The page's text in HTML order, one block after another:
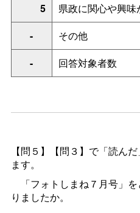
5
県政に関心や興味
-
その他
-
回答対象者数
【問５】【問３】で「読ん
ます。
「フォトしまね７月号」
りましたか。